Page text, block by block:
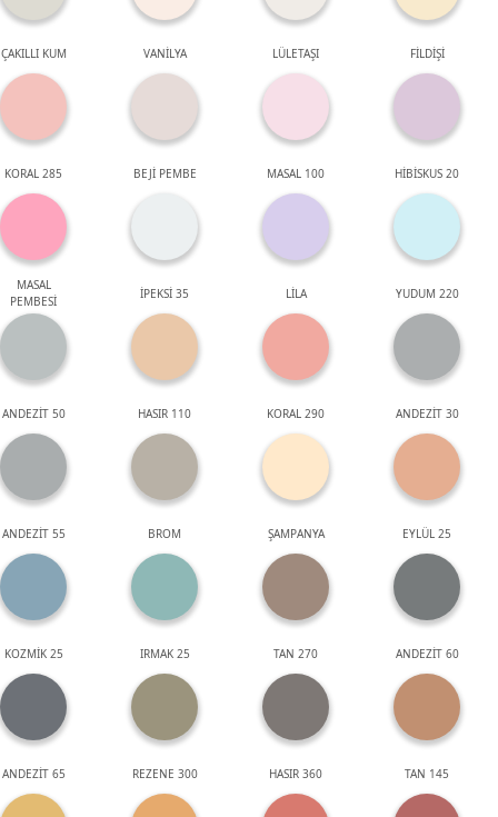
ÇAKILLI KUM VANİLYA LÜLETAŞI FİLDİŞİ
KORAL 285 BEJİ PEMBE MASAL 100 HİBİSKUS 20
MASAL
PEMBESİ
İPEKSİ 35 LİLA YUDUM 220
ANDEZİT 50 HASIR 110 KORAL 290 ANDEZİT 30
ANDEZİT 55 BROM ŞAMPANYA EYLÜL 25
KOZMİK 25 IRMAK 25 TAN 270 ANDEZİT 60
ANDEZİT 65 REZENE 300 HASIR 360 TAN 145